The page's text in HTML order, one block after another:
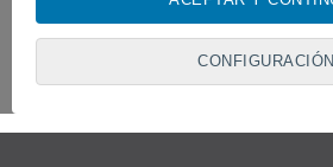
identificadores de cookies. Es posible
proveedores traten tus datos
interés legítimo, algo a lo que puedes
datos en cualquier momento haciendo
CONFIGURACIÓN
Síguenos